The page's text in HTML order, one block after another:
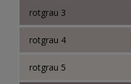
rotgrau 3
rotgrau 4
rotgrau 5